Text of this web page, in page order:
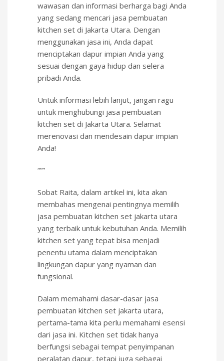
wawasan dan informasi berharga bagi Anda
yang sedang mencari jasa pembuatan
kitchen set di Jakarta Utara. Dengan
menggunakan jasa ini, Anda dapat
menciptakan dapur impian Anda yang
sesuai dengan gaya hidup dan selera
pribadi Anda.
Untuk informasi lebih lanjut, jangan ragu
untuk menghubungi jasa pembuatan
kitchen set di Jakarta Utara. Selamat
merenovasi dan mendesain dapur impian
Anda!
“””
Sobat Raita, dalam artikel ini, kita akan
membahas mengenai pentingnya memilih
jasa pembuatan kitchen set jakarta utara
yang terbaik untuk kebutuhan Anda. Memilih
kitchen set yang tepat bisa menjadi
penentu utama dalam menciptakan
lingkungan dapur yang nyaman dan
fungsional.
Dalam memahami dasar-dasar jasa
pembuatan kitchen set jakarta utara,
pertama-tama kita perlu memahami esensi
dari jasa ini. Kitchen set tidak hanya
berfungsi sebagai tempat penyimpanan
peralatan dapur, tetapi juga sebagai